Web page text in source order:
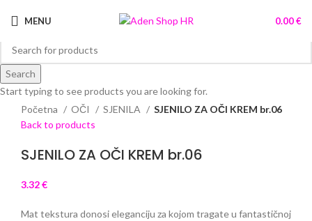
MENU 0.00€
Sold out
Click to enlarge
Početna
OČI SJENILA
SJENILO ZA OČI KREM br.06
Back to products
SJENILO ZA OČI KREM br.06
3.32€
Mat tekstura donosi eleganciju za kojom tragate u fantastičnoj
Search
Start typing to see products you are looking for.